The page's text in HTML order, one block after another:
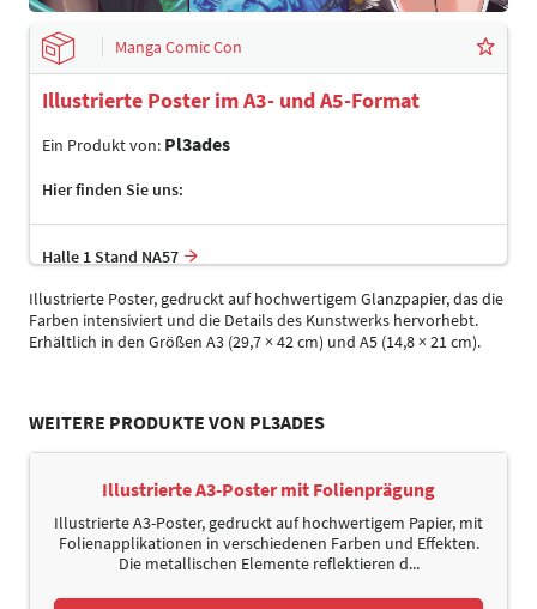
Manga Comic Con
Illustrierte Poster im A3- und A5-Format
Ein Produkt von: Pl3ades
Hier finden Sie uns:
Halle 1 Stand NA57
Illustrierte Poster, gedruckt auf hochwertigem Glanzpapier, das die
Farben intensiviert und die Details des Kunstwerks hervorhebt.
Erhältlich in den Größen A3 (29,7 × 42 cm) und A5 (14,8 × 21 cm).
WEITERE PRODUKTE VON PL3ADES
Illustrierte A3-Poster mit Folienprägung
Illustrierte A3-Poster, gedruckt auf hochwertigem Papier, mit
Folienapplikationen in verschiedenen Farben und Effekten.
Die metallischen Elemente reflektieren d...